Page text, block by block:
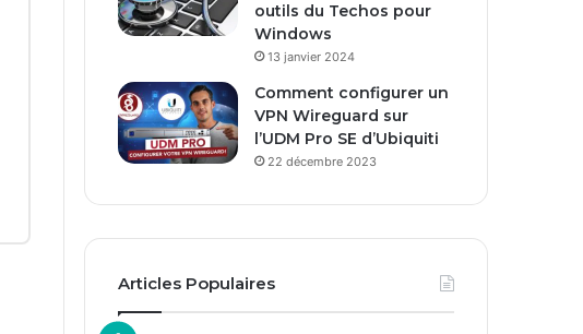
outils du Techos pour
Windows
13 janvier 2024
Comment configurer un
VPN Wireguard sur
l’UDM Pro SE d’Ubiquiti
22 décembre 2023
Articles Populaires